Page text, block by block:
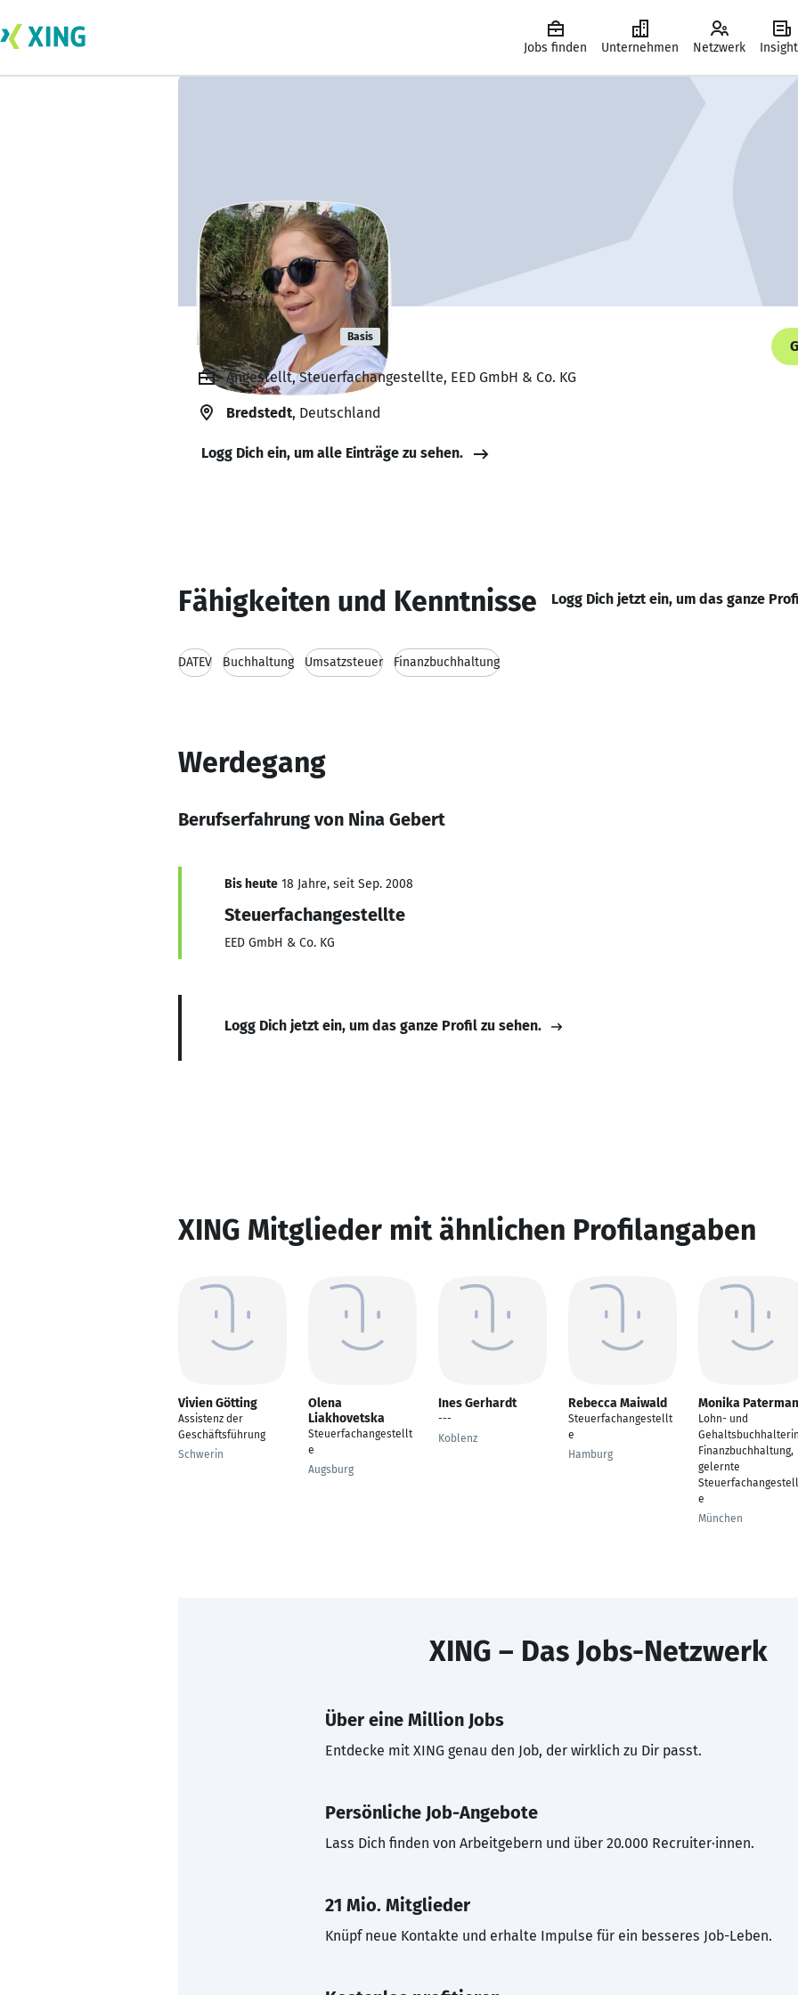
Jobs finden Unternehmen Netzwerk
Nina Gebert Basis
Angestellt, Steuerfachangestellte, EED GmbH & Co. KG
Bredstedt, Deutschland
Logg Dich ein, um alle Einträge zu sehen.
Fähigkeiten und Kenntnisse Logg Dich jetzt ein, um das ganze
DATEV Buchhaltung Umsatzsteuer Finanzbuchhaltung
Werdegang
Berufserfahrung von Nina Gebert
Bis heute 18 Jahre, seit Sep. 2008
Steuerfachangestellte
EED GmbH & Co. KG
Logg Dich jetzt ein, um das ganze Profil zu sehen.
XING Mitglieder mit ähnlichen Profilangaben
Vivien Götting
Assistenz der
Geschäftsführung
Schwerin
Olena
Liakhovetska
Steuerfachangestellt
e
Augsburg
Ines Gerhardt
---
Koblenz
Rebecca Maiwald
Steuerfachangestellt
e
Hamburg
Monika
Lohn- und
Finanzbuchhaltung,
gelernte
e
München
XING – Das Jobs-Netzwerk
Über eine Million Jobs
Entdecke mit XING genau den Job, der wirklich zu Dir passt.
Persönliche Job-Angebote
Lass Dich finden von Arbeitgebern und über 20.000 Recruiter·innen.
21 Mio. Mitglieder
Knüpf neue Kontakte und erhalte Impulse für ein besseres Job-Leben.